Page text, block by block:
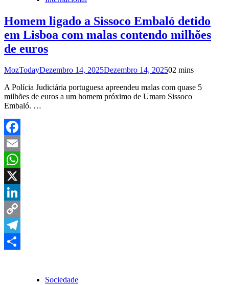
Homem ligado a Sissoco Embaló detido
em Lisboa com malas contendo milhões
de euros
MozTodayDezembro 14, 2025Dezembro 14, 202502 mins
A Polícia Judiciária portuguesa apreendeu malas com quase 5
milhões de euros a um homem próximo de Umaro Sissoco
Embaló. …
Facebook
Email
WhatsApp
X
LinkedIn
Copy
Link
Telegram
Sociedade